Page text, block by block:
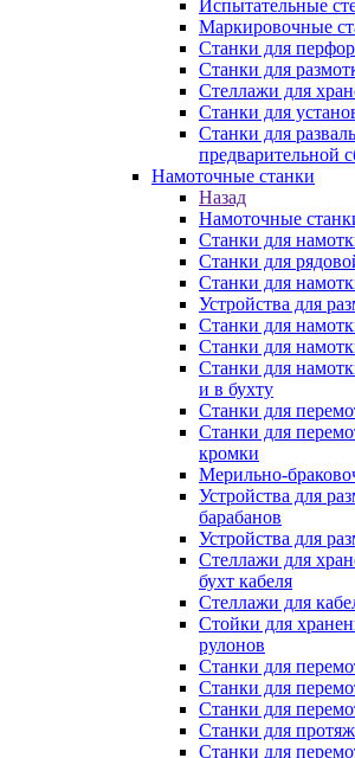
Испытательные
Маркировочные
Станки для
Станки для
Стеллажи для
Станки для
Станки для
предварительной
Намоточные станки
Назад
Намоточные
Станки для
Станки для
Станки для
Устройства для
Станки для
Станки для
Станки для
и в бухту
Станки для
Станки для
кромки
Мерильно-
Устройства для
барабанов
Устройства для
Стеллажи для
бухт кабеля
Стеллажи для
Стойки для
рулонов
Станки для
Станки для
Станки для
Станки для
Станки для